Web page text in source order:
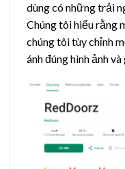
dùng có những trải
Chúng tôi hiểu rằng
chúng tôi tùy chỉnh
ánh đúng hình ảnh